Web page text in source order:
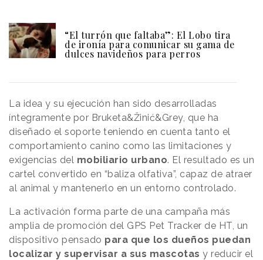
“El turrón que faltaba”: El Lobo tira
de ironía para comunicar su gama de
dulces navideños para perros
La idea y su ejecución han sido desarrolladas
íntegramente por Bruketa&Žinić&Grey, que ha
diseñado el soporte teniendo en cuenta tanto el
comportamiento canino como las limitaciones y
exigencias del mobiliario urbano. El resultado es un
cartel convertido en “baliza olfativa”, capaz de atraer
al animal y mantenerlo en un entorno controlado.
La activación forma parte de una campaña más
amplia de promoción del GPS Pet Tracker de HT, un
dispositivo pensado para que los dueños puedan
localizar y supervisar a sus mascotas y reducir el